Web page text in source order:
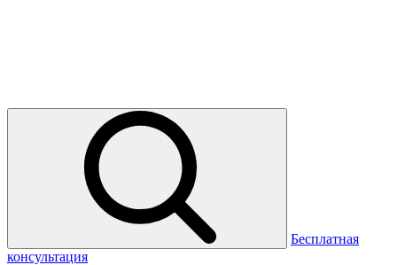
Бесплатная
консультация